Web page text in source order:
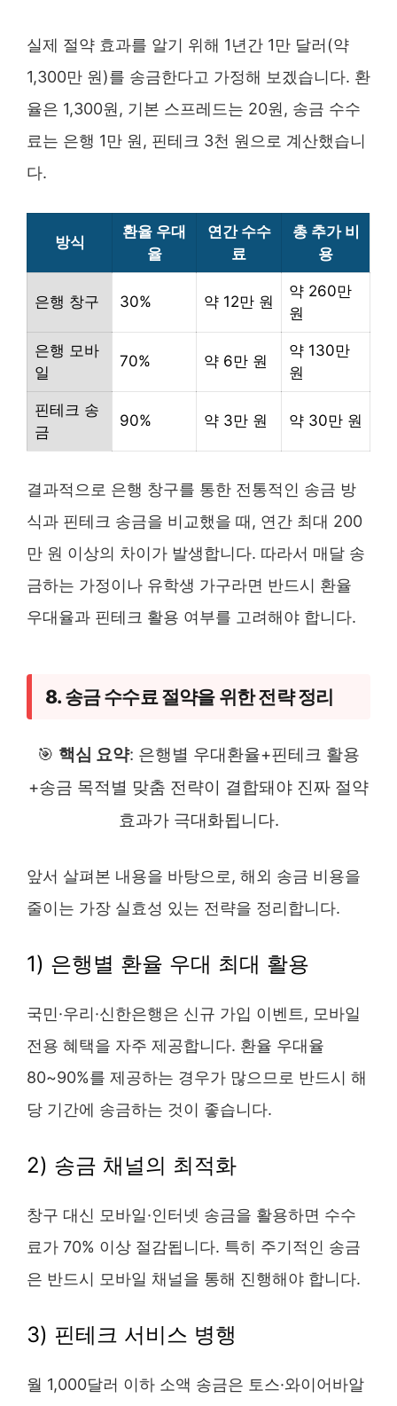
실제 절약 효과를 알기 위해 1년간 1만 달러(약
1,300만 원)를 송금한다고 가정해 보겠습니다. 환
율은 1,300원, 기본 스프레드는 20원, 송금 수수
료는 은행 1만 원, 핀테크 3천 원으로 계산했습니
다.
방식
환율 우대
율
연간 수수
료
총 추가 비
용
은행 창구 30% 약 12만 원
약 260만
원
은행 모바
일
70% 약 6만 원
약 130만
원
핀테크 송
금
90% 약 3만 원 약 30만 원
결과적으로 은행 창구를 통한 전통적인 송금 방
식과 핀테크 송금을 비교했을 때, 연간 최대 200
만 원 이상의 차이가 발생합니다. 따라서 매달 송
금하는 가정이나 유학생 가구라면 반드시 환율
우대율과 핀테크 활용 여부를 고려해야 합니다.
8. 송금 수수료 절약을 위한 전략 정리
🎯 핵심 요약: 은행별 우대환율+핀테크 활용
+송금 목적별 맞춤 전략이 결합돼야 진짜 절약
효과가 극대화됩니다.
앞서 살펴본 내용을 바탕으로, 해외 송금 비용을
줄이는 가장 실효성 있는 전략을 정리합니다.
1) 은행별 환율 우대 최대 활용
국민·우리·신한은행은 신규 가입 이벤트, 모바일
전용 혜택을 자주 제공합니다. 환율 우대율
80~90%를 제공하는 경우가 많으므로 반드시 해
당 기간에 송금하는 것이 좋습니다.
2) 송금 채널의 최적화
창구 대신 모바일·인터넷 송금을 활용하면 수수
료가 70% 이상 절감됩니다. 특히 주기적인 송금
은 반드시 모바일 채널을 통해 진행해야 합니다.
3) 핀테크 서비스 병행
월 1,000달러 이하 소액 송금은 토스·와이어바알